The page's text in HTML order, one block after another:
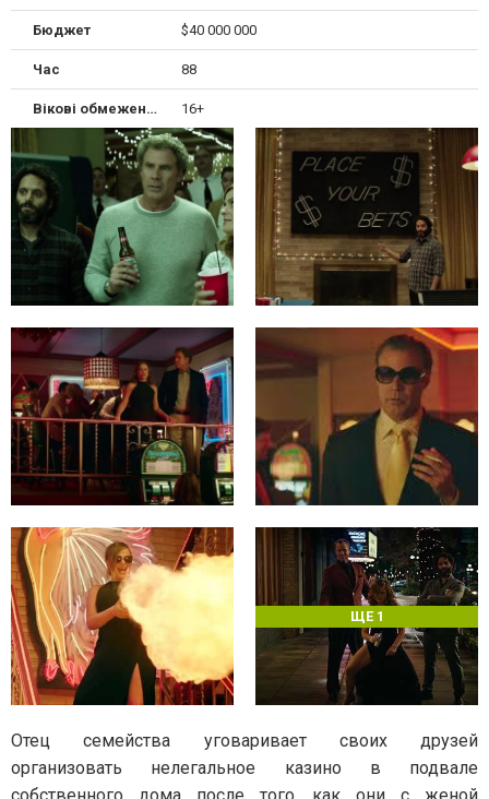
Бюджет $40 000 000
Час 88
Вікові обмеження 16+
ЩЕ 1
Отец семейства уговаривает своих друзей
организовать нелегальное казино в подвале